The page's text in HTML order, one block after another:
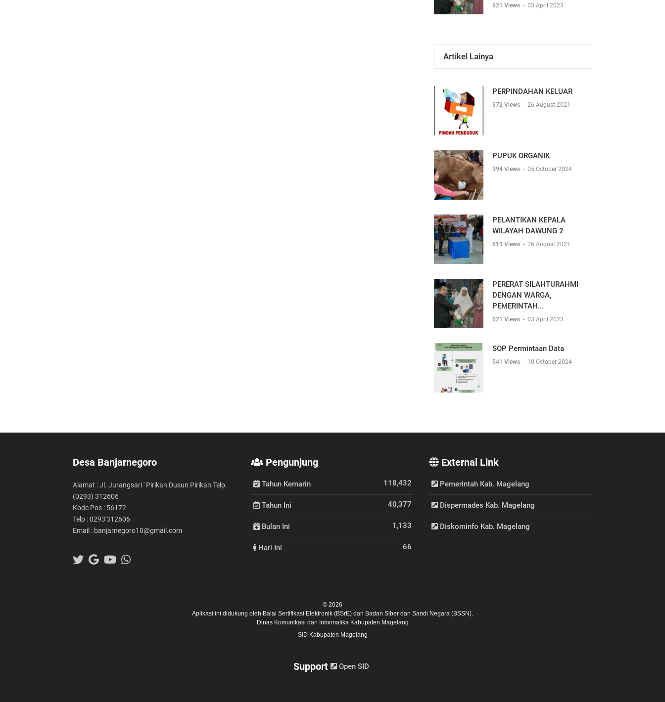
621 Views - 03 April 2023
Artikel Lainya
PERPINDAHAN KELUAR
372 Views - 26 August 2021
PUPUK ORGANIK
394 Views - 05 October 2024
PELANTIKAN KEPALA
WILAYAH DAWUNG 2
619 Views - 26 August 2021
PERERAT SILAHTURAHMI
DENGAN WARGA,
PEMERINTAH...
621 Views - 03 April 2023
SOP Permintaan Data
541 Views - 10 October 2024
Desa Banjarnegoro
Alamat : Jl. Jurangsari ' Pirikan Dusun Pirikan Telp.
(0293) 312606
Kode Pos : 56172
Telp : 0293'312606
Email : banjarnegoro10@gmail.com
Pengunjung
Tahun Kemarin 118,432
Tahun Ini 40,377
Bulan Ini 1,133
Hari Ini 66
External Link
Pemerintah Kab. Magelang
Dispermades Kab. Magelang
Diskominfo Kab. Magelang
© 2026
Aplikasi ini didukung oleh Balai Sertifikasi Elektronik (BSrE) dan Badan Siber dan Sandi Negara (BSSN).
Dinas Komunikasi dan Informatika Kabupaten Magelang
SID Kabupaten Magelang
Support Open SID